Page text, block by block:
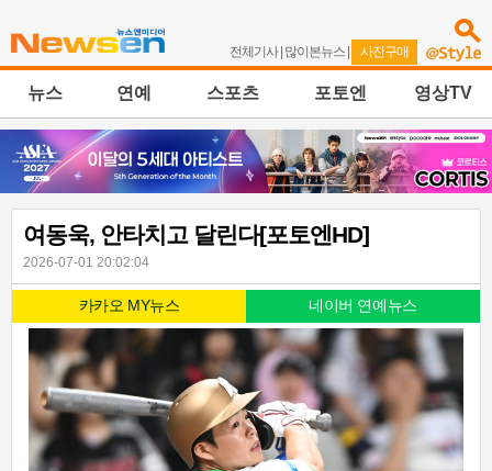
전체기사| 많이본뉴스 | 사진구매
뉴스 연예 스포츠 포토엔 영상TV
여동욱, 안타치고 달린다[포토엔HD]
2026-07-01 20:02:04
카카오 MY뉴스 네이버 연예뉴스